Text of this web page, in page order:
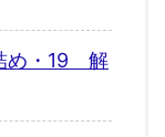
め・19 解